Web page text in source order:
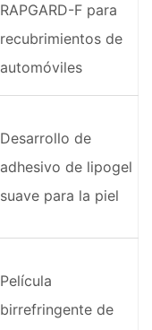
RAPGARD-F para
recubrimientos de
automóviles
Desarrollo de
adhesivo de lipogel
suave para la piel
Película
birrefringente de